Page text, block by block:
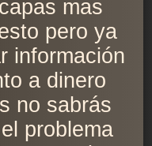
mas
pero ya
información
a dinero
no sabrás
problema